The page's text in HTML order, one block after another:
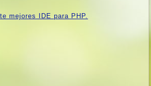
mejores IDE para PHP.